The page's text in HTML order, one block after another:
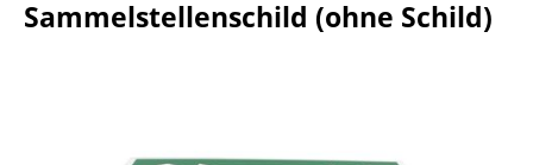
Sammelstellenschild (ohne Schild)